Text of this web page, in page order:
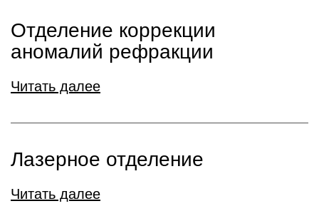
Отделение коррекции
аномалий рефракции
Читать далее
Лазерное отделение
Читать далее